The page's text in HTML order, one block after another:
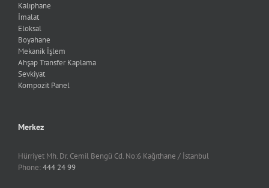
Kalıphane
İmalat
Eloksal
Boyahane
Mekanik İşlem
Ahşap Transfer Kaplama
Sevkiyat
Kompozit Panel
Merkez
Hürriyet Mh. Dr. Cemil Bengü Cd. No:6 Kağıthane / İstanbul
Phone:444 24 99